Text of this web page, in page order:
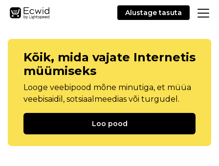
Alustage tasuta
Kõik, mida vajate Internetis
müümiseks
Looge veebipood mõne minutiga, et müüa
veebisaidil, sotsiaalmeedias või turgudel.
Loo pood